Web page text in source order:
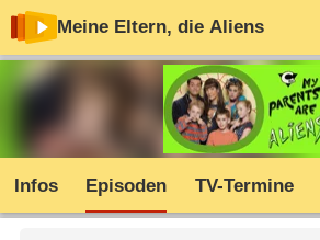
Meine Eltern, die Aliens
Infos Episoden TV-Termine